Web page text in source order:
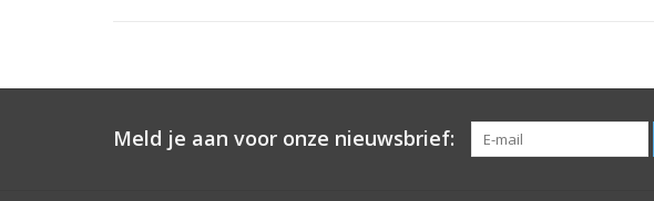
Meld je aan voor onze nieuwsbrief: